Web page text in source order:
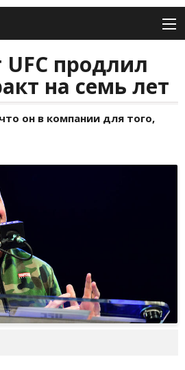
продлил
на семь лет
он в компании для того,